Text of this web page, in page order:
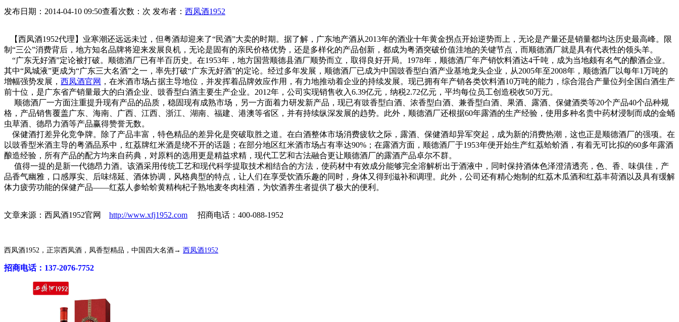
发布日期：2014-04-10 09:50查看次数： 次 发布者： 西凤酒1952
【西凤酒1952代理】业寒潮还远远未过，但粤酒却迎来了“民酒”大卖的时期。据了解，广东地产酒从2013年的酒业十年黄金拐点开始逆势而上，无论是产量还是销量都均达历史最高峰。限
制“三公”消费背后，地方知名品牌将迎来发展良机，无论是固有的亲民价格优势，还是多样化的产品创新，都成为粤酒突破价值洼地的关键节点，而顺德酒厂就是具有代表性的领头羊。
“广东无好酒”定论被打破。 顺德酒厂已有半百历史。在1953年，地方国营顺德县酒厂顺势而立，取得良好开局。1978年，顺德酒厂年产销饮料酒达4千吨，成为当地颇有名气的酿酒企业。
其中“凤城液”更成为“广东三大名酒”之一，率先打破“广东无好酒”的定论。经过多年发展，顺德酒厂已成为中国豉香型白酒产业基地龙头企业，从2005年至2008年，顺德酒厂以每年1万吨的
增幅强势发展， 西凤酒官网 ，在米酒市场占据主导地位，并发挥着品牌效应作用，有力地推动着企业的持续发展。现已拥有年产销各类饮料酒10万吨的能力，综合混合产量位列全国白酒生产
前十位，是广东省产销量最大的白酒企业、豉香型白酒主要生产企业。2012年，公司实现销售收入6.39亿元，纳税2.72亿元，平均每位员工创造税收50万元。
顺德酒厂一方面注重提升现有产品的品质，稳固现有成熟市场，另一方面着力研发新产品，现已有豉香型白酒、浓香型白酒、兼香型白酒、果酒、露酒、保健酒类等20个产品40个品种规
格，产品销售覆盖广东、海南、广西、江西、浙江、湖南、福建、港澳等省区，并有持续纵深发展的趋势。此外，顺德酒厂还根据60年露酒的生产经验，使用多种名贵中药材浸制而成的金蛹
虫草酒、德昂力酒等产品赢得赞誉无数。
保健酒打差异化竞争牌。
除了产品丰富，特色精品的差异化是突破取胜之道。在白酒整体市场消费疲软之际，露酒、保健酒却异军突起，成为新的消费热潮，这也正是顺德酒厂的强项。在
以豉香型米酒主导的粤酒品系中，红荔牌红米酒是绕不开的话题；在部分地区红米酒市场占有率达90%；在露酒方面，顺德酒厂于1953年便开始生产红荔蛤蚧酒，有着无可比拟的60多年露酒
酿造经验，所有产品的配方均来自药典，对原料的选用更是精益求精，现代工艺和古法融合更让顺德酒厂的露酒产品卓尔不群。
值得一提的是新一代德昂力酒。该酒采用传统工艺和现代科学提取技术相结合的方法，使药材中有效成分能够完全溶解析出于酒液中，同时保持酒体色泽澄清透亮，色、香、味俱佳，产
品香气幽雅，口感厚实、后味绵延、酒体协调，风格典型的特点，让人们在享受饮酒乐趣的同时，身体又得到滋补和调理。此外，公司还有精心炮制的红荔木瓜酒和红荔丰荷酒以及具有缓解
体力疲劳功能的保健产品——红荔人参蛤蚧黄精枸杞子熟地麦冬肉桂酒，为饮酒养生者提供了极大的便利。
文章来源：西凤酒1952官网 http://www.xfj1952.com 招商电话：400-088-1952
西凤酒1952，正宗西凤酒，凤香型精品，中国四大名酒→ 西凤酒1952
招商电话：137-2076-7752